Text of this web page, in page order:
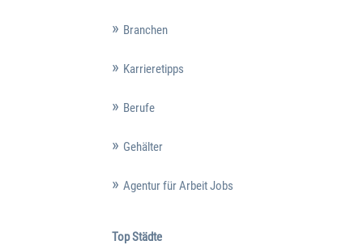
Branchen
Karrieretipps
Berufe
Gehälter
Agentur für Arbeit Jobs
Top Städte